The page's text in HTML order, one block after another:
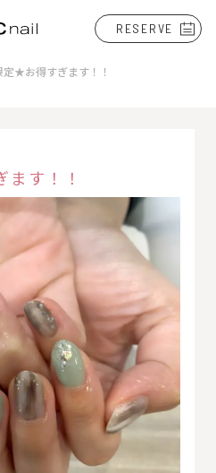
RESERVE
定★お得すぎます！！
す！！